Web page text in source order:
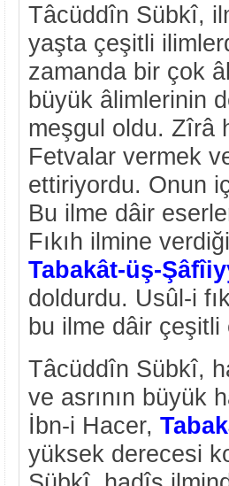
Tâcüddîn Sübkî,
yaşta çeşitli
zamanda bir çok
büyük âlimlerinin
meşgul oldu. Zîrâ
Fetvalar vermek
ettiriyordu. Onun
Bu ilme dâir
Fıkıh ilmine
Tabakât-üş-
doldurdu. Usûl-i
bu ilme dâir çeşitli
Tâcüddîn Sübkî,
ve asrının büyük
İbn-i Hacer,
yüksek derecesi